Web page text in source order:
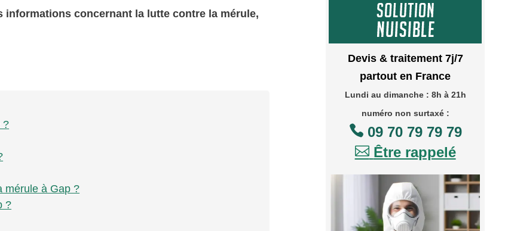
informations concernant la lutte contre la mérule,
?
mérule à Gap ?
?
Devis & traitement 7j/7
partout en France
Lundi au dimanche : 8h à 21h
numéro non surtaxé :
09 70 79 79 79
 Être rappelé